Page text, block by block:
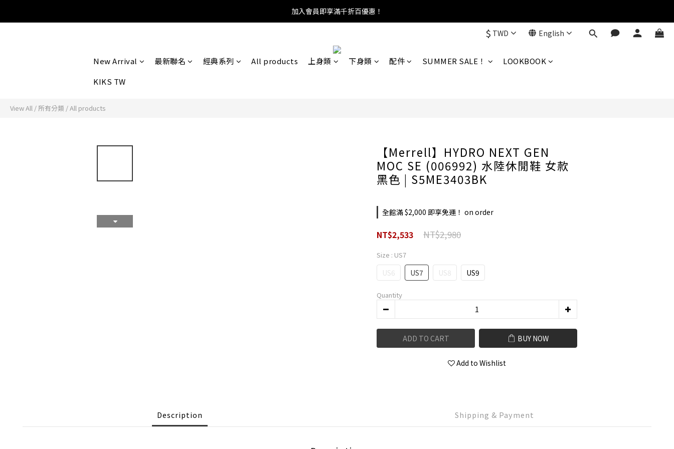
加入會員即享滿千折百優惠！
$ TWD English
New Arrival 最新聯名 經典系列 All products 上身類 下身類 配件 SUMMER SALE！
LOOKBOOK
KIKS TW
View All / 所有分類 /All products
【Merrell】HYDRO NEXT GEN
MOC SE (006992) 水陸休閒鞋 女款
黑色 | S5ME3403BK
全館滿 $2,000 即享免運！ on order
NT$2,533 NT$2,980
Size : US7
US6 US7 US8 US9
Quantity
ADD TO CART BUY NOW
Add to Wishlist
Description Shipping & Payment
BUY NOW